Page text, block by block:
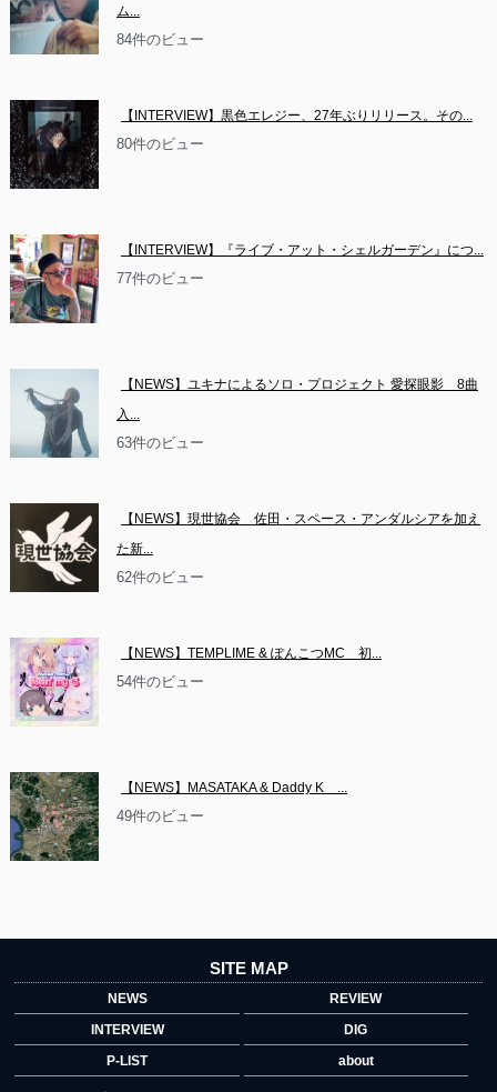
ム...
84件のビュー
【INTERVIEW】黒色エレジー、27年ぶりリリース。その...
80件のビュー
【INTERVIEW】『ライブ・アット・シェルガーデン』につ...
77件のビュー
【NEWS】ユキナによるソロ・プロジェクト 愛探眼影　8曲
入...
63件のビュー
【NEWS】現世協会　佐田・スペース・アンダルシアを加え
た新...
62件のビュー
【NEWS】TEMPLIME & ぽんこつMC　初...
54件のビュー
【NEWS】MASATAKA & Daddy K　...
49件のビュー
SITE MAP
NEWS
REVIEW
INTERVIEW
DIG
P-LIST
about